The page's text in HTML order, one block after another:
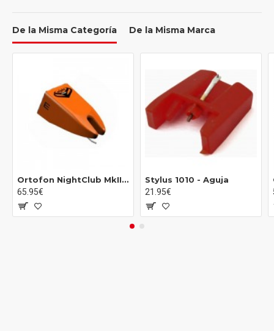
• Frequency response: 20-15.000 Hz +3 dB/-2 dB
• Stylus type: Spherical
• Stylus tip radius: R 18 ?m
• Tracking force range: 3,0-5,0 g (30-50 mN)
• Tracking force recommended: 4,0 g (40 mN)
• Tracking angle: 20°
• Recommended load resistance: 47 kOhm
• Recommended load capacitance: 200-600 pF
De la Misma Categoría De la Misma Marca
Ortofon NightClub MkII Aguja
65.95€
Stylus 1010 - Aguja
21.95€